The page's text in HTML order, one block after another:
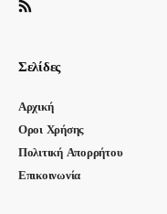
Σελίδες
Αρχική
Οροι Χρήσης
Πολιτική Απορρήτου
Επικοινωνία